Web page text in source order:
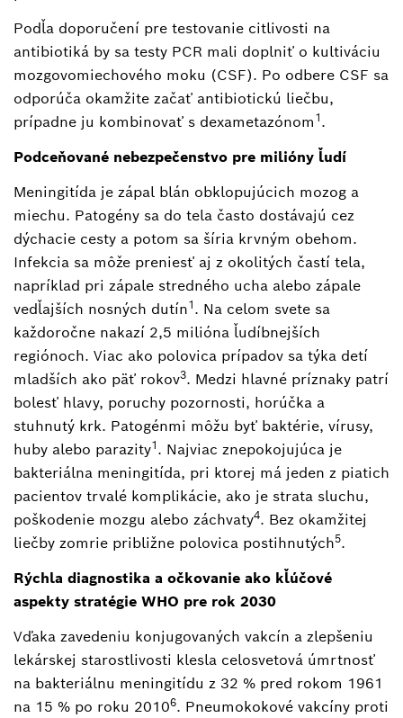
Podľa doporučení pre testovanie citlivosti na
antibiotiká by sa testy PCR mali doplniť o kultiváciu
mozgovomiechového moku (CSF). Po odbere CSF sa
odporúča okamžite začať antibiotickú liečbu,
prípadne ju kombinovať s dexametazónom 1 .
Podceňované nebezpečenstvo pre milióny ľudí
Meningitída je zápal blán obklopujúcich mozog a
miechu. Patogény sa do tela často dostávajú cez
dýchacie cesty a potom sa šíria krvným obehom.
Infekcia sa môže preniesť aj z okolitých častí tela,
napríklad pri zápale stredného ucha alebo zápale
vedľajších nosných dutín1 . Na celom svete sa
každoročne nakazí 2,5 milióna ľudíbnejších
regiónoch. Viac ako polovica prípadov sa týka detí
mladších ako päť rokov3. Medzi hlavné príznaky patrí
bolesť hlavy, poruchy pozornosti, horúčka a
stuhnutý krk. Patogénmi môžu byť baktérie, vírusy,
huby alebo parazity1 . Najviac znepokojujúca je
bakteriálna meningitída, pri ktorej má jeden z piatich
pacientov trvalé komplikácie, ako je strata sluchu,
poškodenie mozgu alebo záchvaty4. Bez okamžitej
liečby zomrie približne polovica postihnutých5.
Rýchla diagnostika a očkovanie ako kľúčové
aspekty stratégie WHO pre rok 2030
Vďaka zavedeniu konjugovaných vakcín a zlepšeniu
lekárskej starostlivosti klesla celosvetová úmrtnosť
na bakteriálnu meningitídu z 32 % pred rokom 1961
na 15 % po roku 20106. Pneumokokové vakcíny proti